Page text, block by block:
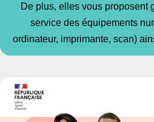
De plus, elles vous proposent
service des équipements
ordinateur, imprimante, scan)